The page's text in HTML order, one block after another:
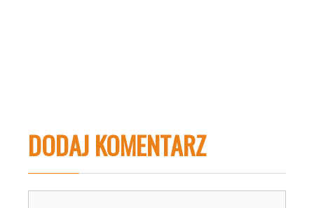
DODAJ KOMENTARZ